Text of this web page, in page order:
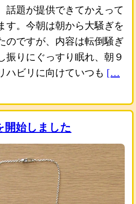
話題が提供できてかえって
す。今朝は朝から大騒ぎを
のですが、内容は転倒騒ぎ
振りにぐっすり眠れ、朝９
ハビリに向けていつも […
開始しました